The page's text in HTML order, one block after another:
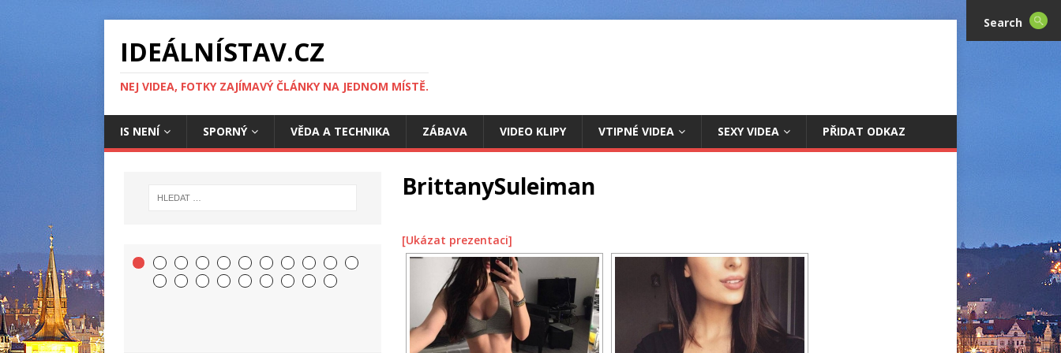
IDEÁLNÍSTAV.CZ
NEJ VIDEA, FOTKY ZAJÍMAVÝ ČLÁNKY NA JEDNOM MÍSTĚ.
IS NENÍ SPORNÝ VĚDA A TECHNIKA ZÁBAVA VIDEO KLIPY VTIPNÉ VIDEA SEXY VIDEA PŘIDAT ODKAZ
BrittanySuleiman
[Ukázat prezentaci]
Search